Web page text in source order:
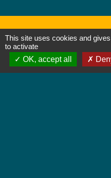
Contacts
This site uses cookies and
to activate
OK, accept all